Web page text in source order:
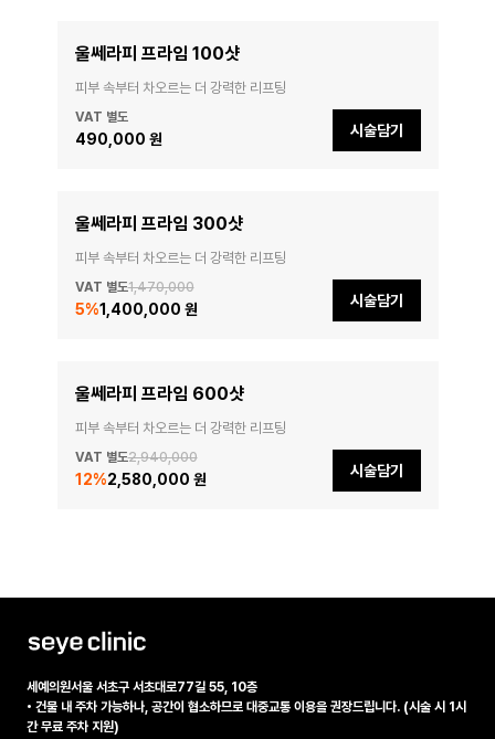
울쎄라피 프라임 100샷
피부 속부터 차오르는 더 강력한 리프팅
VAT 별도
490,000 원 시술담기
울쎄라피 프라임 300샷
피부 속부터 차오르는 더 강력한 리프팅
VAT 별도1,470,000
5%1,400,000 원 시술담기
울쎄라피 프라임 600샷
피부 속부터 차오르는 더 강력한 리프팅
VAT 별도2,940,000
12%2,580,000 원 시술담기
세예의원서울 서초구 서초대로77길 55, 10층
• 건물 내 주차 가능하나, 공간이 협소하므로 대중교통 이용을 권장드립니다. (시술 시 1시
간 무료 주차 지원)